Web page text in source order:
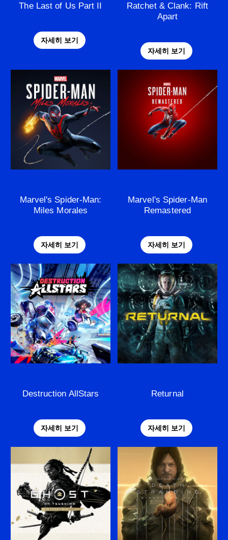
The Last of Us Part II
자세히 보기
Ratchet & Clank: Rift
Apart
자세히 보기
Marvel's Spider-Man:
Miles Morales
자세히 보기
Marvel's Spider-Man
Remastered
자세히 보기
Destruction AllStars
자세히 보기
Returnal
자세히 보기